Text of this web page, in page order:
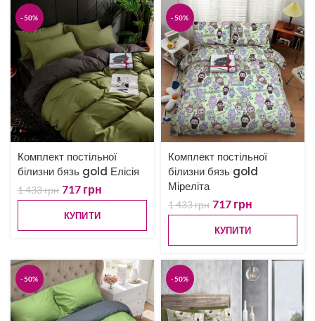
-50%
Комплект постільної
білизни бязь gold Елісія
1 433грн 717 грн
КУПИТИ
-50%
Комплект постільної
білизни бязь gold
Міреліта
1 433грн 717 грн
КУПИТИ
-50% -50%